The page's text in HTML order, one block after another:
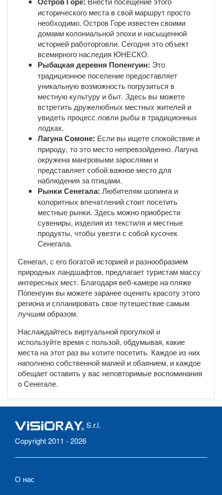
исторического места в свой маршрут просто
необходимо. Остров Горе известен своими
домами колониальной эпохи и насыщенной
историей работорговли. Сегодня это объект
всемирного наследия ЮНЕСКО.
Рыбацкая деревня Попенгуин: Это
традиционное поселение предоставляет
уникальную возможность погрузиться в
местную культуру и быт. Здесь вы можете
встретить дружелюбных местных жителей и
увидеть процесс ловли рыбы в традиционных
лодках.
Лагуна Сомоне: Если вы ищете спокойствие и
природу, то это место непревзойденно. Лагуна
окружена мангровыми зарослями и
представляет собой важное место для
наблюдения за птицами.
Рынки Сенегала: Любителям шопинга и
колоритных впечатлений стоит посетить
местные рынки. Здесь можно приобрести
сувениры, изделия из текстиля и местные
продукты, чтобы увезти с собой кусочек
Сенегала.
Сенегал, с его богатой историей и разнообразием
природных ландшафтов, предлагает туристам массу
интересных мест. Благодаря веб-камере на пляже
Попенгуин вы можете заранее оценить красоту этого
региона и спланировать свое путешествие самым
лучшим образом.
Наслаждайтесь виртуальной прогулкой и
используйте время с пользой, обдумывая, какие
места на этот раз вы хотите посетить. Каждое из них
наполнено собственной магией и обаянием, и каждое
обещает оставить у вас неповторимые воспоминания
о Сенегале.
S.r.l.
Copyright 2011 - 2026
О нас